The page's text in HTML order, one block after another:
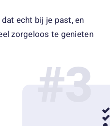
echt bij je past, en
zorgeloos te genieten
#3